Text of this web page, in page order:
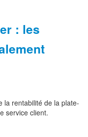
: les
la rentabilité de la plate-
service client.